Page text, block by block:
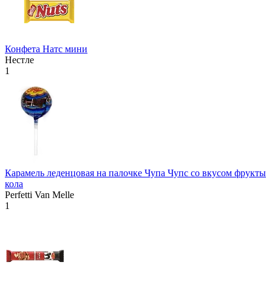
Конфета Натс мини
Нестле
1
Карамель леденцовая на палочке Чупа Чупс со вкусом фрукты
кола
Perfetti Van Melle
1